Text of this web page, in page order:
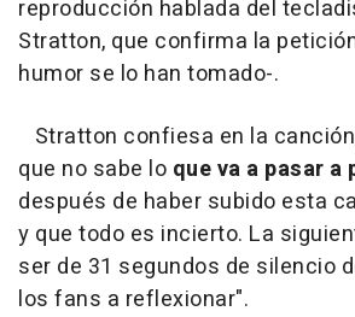
reproducción hablada del
Stratton, que confirma la
humor se lo han tomado-.
Stratton confiesa en la
que no sabe lo que va a pasar
después de haber subido esta
y que todo es incierto. La
ser de 31 segundos de silencio
los fans a reflexionar".